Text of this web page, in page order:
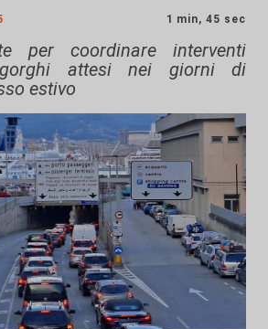
1 min, 45 sec
per coordinare interventi
attesi nei giorni di
estivo